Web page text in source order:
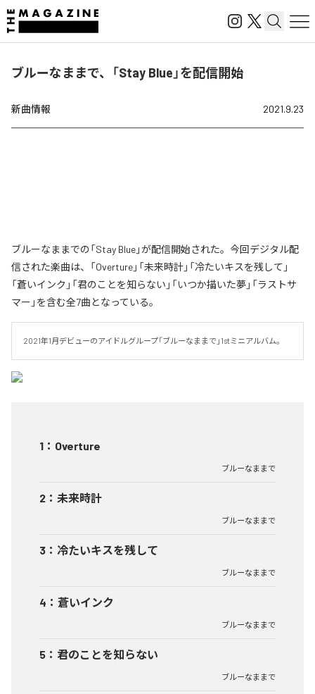
ブルーなままで、「Stay Blue」を配信開始
新曲情報 2021.9.23
ブルーなままでの「Stay Blue」が配信開始された。今回デジタル配
信された楽曲は、「Overture」「未来時計」「冷たいキスを残して」
「蒼いインク」「君のことを知らない」「いつか描いた夢」「ラストサ
マー」を含む全7曲となっている。
2021年1月デビューのアイドルグループ「ブルーなままで」1stミニアルバム。
1 ： Overture
ブルーなままで
2 ： 未来時計
ブルーなままで
3 ： 冷たいキスを残して
ブルーなままで
4 ： 蒼いインク
ブルーなままで
5 ： 君のことを知らない
ブルーなままで